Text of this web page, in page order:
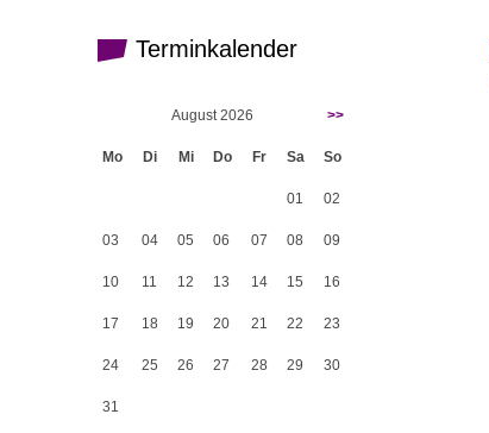
Terminkalender
August 2026 >>
Mo Di Mi Do Fr Sa So
01 02
03 04 05 06 07 08 09
10 11 12 13 14 15 16
17 18 19 20 21 22 23
24 25 26 27 28 29 30
31